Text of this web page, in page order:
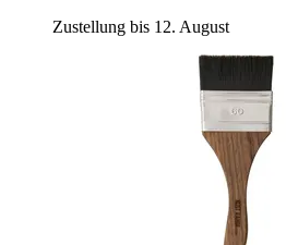
Zustellung bis 12. August